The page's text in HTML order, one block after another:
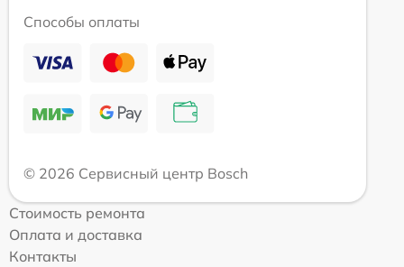
Способы оплаты
© 2026 Сервисный центр Bosch
Стоимость ремонта
Оплата и доставка
Контакты